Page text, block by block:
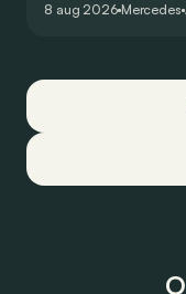
8 aug 2026 Mercedes